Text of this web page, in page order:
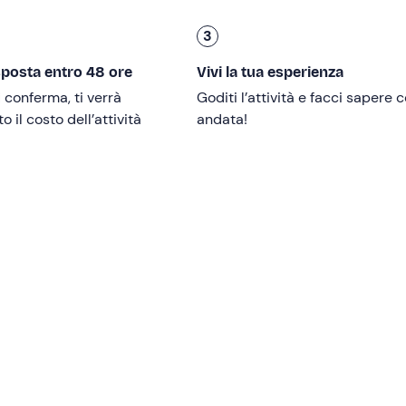
degustazione vini è riservata ai soli maggiorenni .
gratuitamente o scegliendo in loco una bibita o
di mobilità
entro 48 ore
conferma, ti verrà
il costo dell’attività
3
Vivi la tua esperienza
Goditi l’attività e facci sapere
andata!